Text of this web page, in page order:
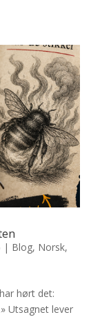
| Blog, Norsk,
hørt det:
Utsagnet lever